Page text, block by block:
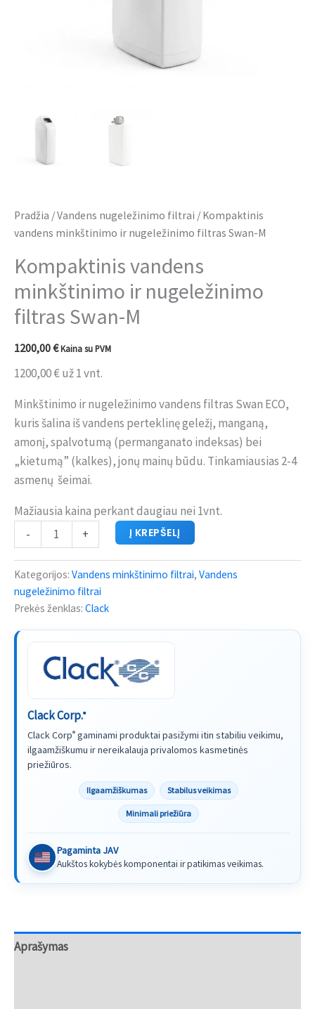
Pradžia /Vandens nugeležinimo filtrai / Kompaktinis
vandens minkštinimo ir nugeležinimo filtras Swan-M
Kompaktinis vandens
minkštinimo ir nugeležinimo
filtras Swan-M
1200,00€Kaina su PVM
1200,00€už 1 vnt.
Minkštinimo ir nugeležinimo vandens filtras Swan ECO,
kuris šalina iš vandens perteklinę geležį, manganą,
amonį, spalvotumą (permanganato indeksas) bei
„kietumą” (kalkes), jonų mainų būdu. Tinkamiausias 2-4
asmenų šeimai.
Mažiausia kaina perkant daugiau nei 1vnt.
-
+ Į KREPŠELĮ
Kategorijos: Vandens minkštinimo filtrai, Vandens
nugeležinimo filtrai
Prekės ženklas: Clack
Clack Corp.®
Clack Corp® gaminami produktai pasižymi itin stabiliu veikimu,
ilgaamžiškumu ir nereikalauja privalomos kasmetinės
priežiūros.
Ilgaamžiškumas Stabilus veikimas
Minimali priežiūra
Pagaminta JAV
Aukštos kokybės komponentai ir patikimas veikimas.
Aprašymas